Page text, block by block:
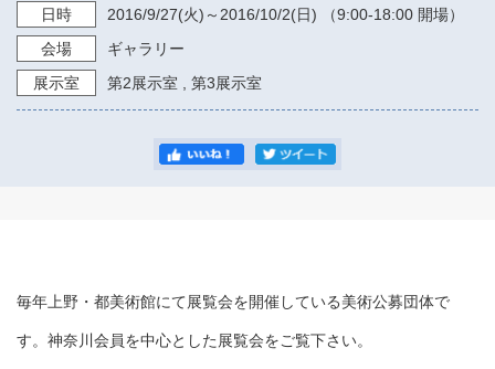
日時 2016/9/27(火)～ 2016/10/2(日) （9:00-18:00 開場）
会場
ギャラリー
展示室
第2展示室 第3展示室
毎年上野・都美術館にて展覧会を開催している美術公募団体で
す。 神奈川会員を中心とした展覧会をご覧下さい。